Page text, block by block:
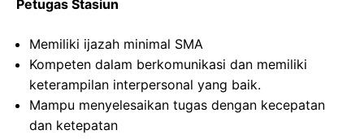
Petugas Stasiun
Memiliki ijazah minimal SMA
Kompeten dalam berkomunikasi dan memiliki
keterampilan interpersonal yang baik.
Mampu menyelesaikan tugas dengan kecepatan
dan ketepatan